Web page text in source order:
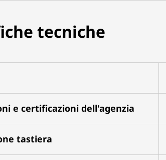
tecniche
e certificazioni dell'agenzia
tastiera